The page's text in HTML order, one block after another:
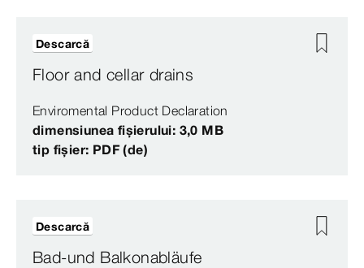
Floor and cellar drains
Enviromental Product Declaration
dimensiunea fișierului: 3,0 MB
tip fișier: PDF (de)
Descarcă
Bad-und Balkonabläufe
Descarcă